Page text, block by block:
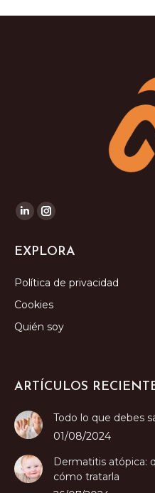
Encuéntranos en:
Linkedin
opens
window
Instagram
opens
window
EXPLORA
Política de privacidad
Cookies
Quién soy
ARTÍCULOS
Todo lo que debes
01/08/2024
Dermatitis atópica:
cómo tratarla